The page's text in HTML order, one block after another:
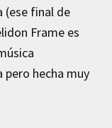
(ese final de
Frame es
pero hecha muy